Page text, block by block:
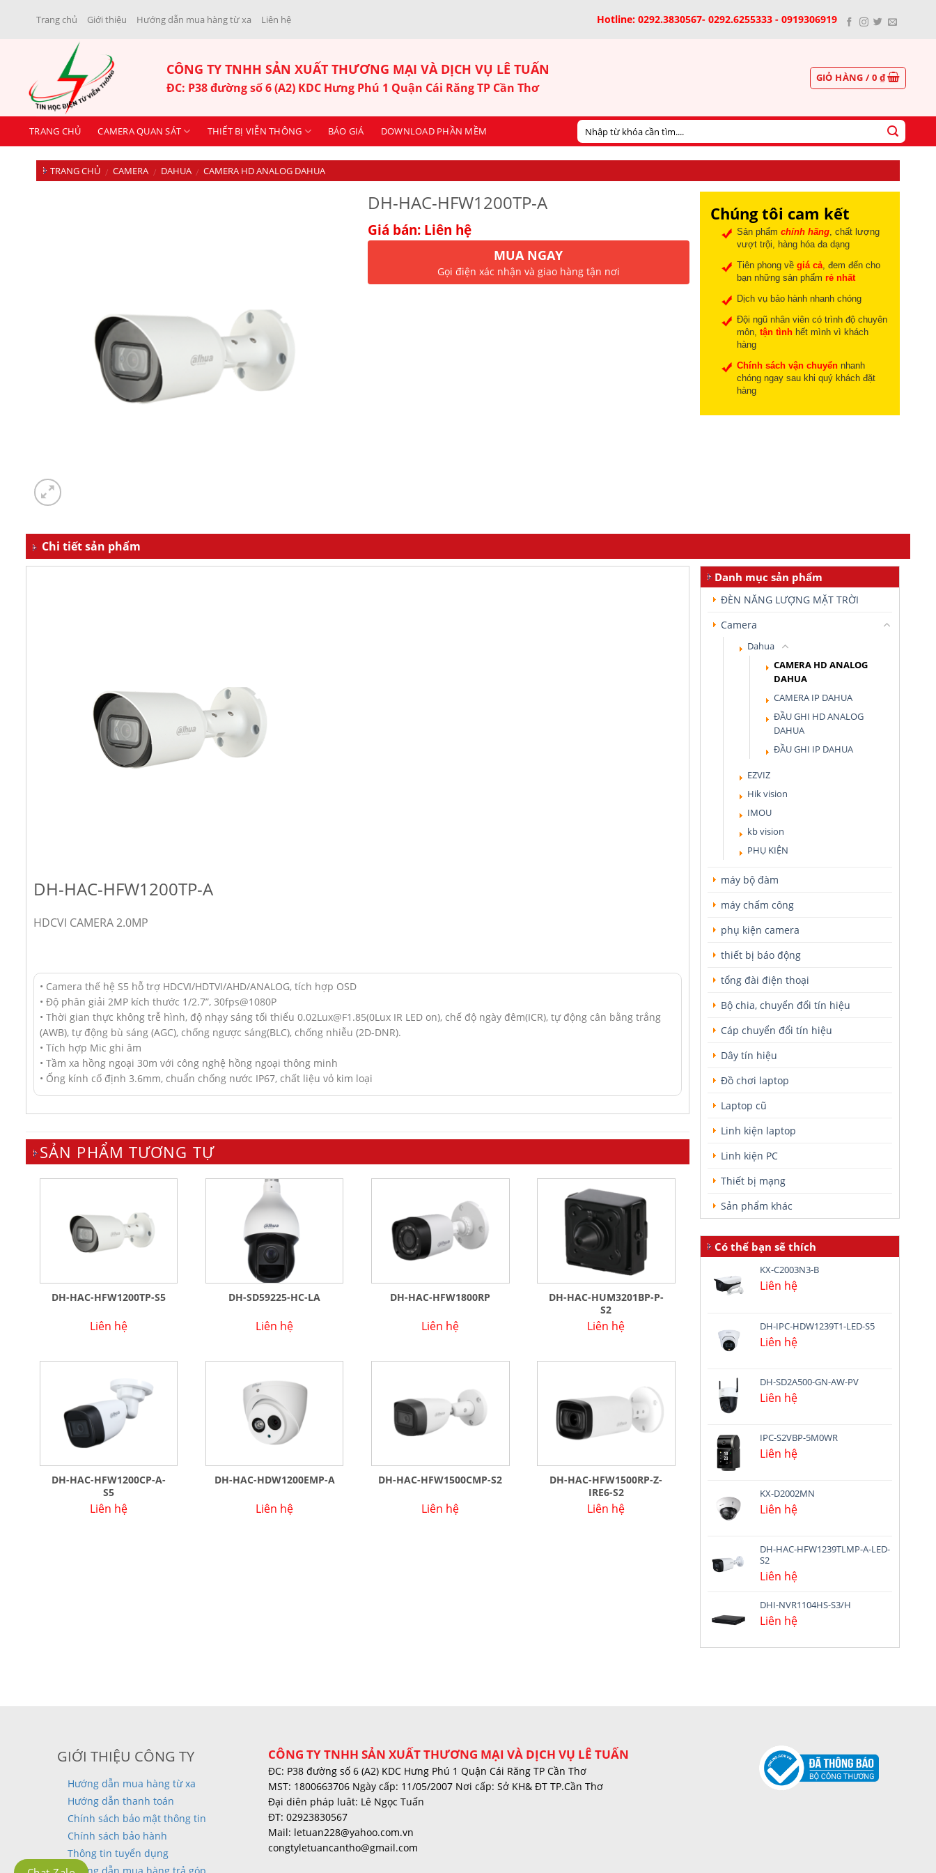
Trang chủ Giới thiệu Hướng dẫn mua hàng từ xa Liên hệ Hotline: 0292.3830567- 0292.6255333 - 0919306919
CÔNG TY TNHH SẢN XUẤT THƯƠNG MẠI VÀ DỊCH VỤ LÊ TUẤN
ĐC: P38 đường số 6 (A2) KDC Hưng Phú 1 Quận Cái Răng TP Cần Thơ
GIỎ HÀNG /0 ₫
TRANG CHỦ CAMERA QUAN SÁT THIẾT BỊ VIỄN THÔNG BÁO GIÁ DOWNLOAD PHẦN MỀM
TRANG CHỦ / CAMERA / DAHUA / CAMERA HD ANALOG DAHUA
DH-HAC-HFW1200TP-A
Giá bán: Liên hệ
MUA NGAY
Gọi điện xác nhận và giao hàng tận nơi
Chúng tôi cam kết
Sản phẩmchính hãng, chất lượng
vượt trội, hàng hóa đa dạng
Tiên phong vềgiá cả, đem đến cho
bạn những sản phẩmrẻ nhất
Dịch vụ bảo hành nhanh chóng
Đội ngũ nhân viên có trình độ chuyên
môn,tận tình hết mình vì khách
hàng
Chính sách vận chuyển nhanh
chóng ngay sau khi quý khách đặt
hàng
Chi tiết sản phẩm
DH-HAC-HFW1200TP-A
HDCVI CAMERA 2.0MP
• Camera thế hệ S5 hỗ trợ HDCVI/HDTVI/AHD/ANALOG, tích hợp OSD
• Độ phân giải 2MP kích thước 1/2.7”, 30fps@1080P
• Thời gian thực không trễ hình, độ nhạy sáng tối thiểu 0.02Lux@F1.85(0Lux IR LED on), chế độ ngày đêm(ICR), tự động cân bằng trắng
(AWB), tự động bù sáng (AGC), chống ngược sáng(BLC), chống nhiễu (2D-DNR).
• Tích hợp Mic ghi âm
• Tầm xa hồng ngoại 30m với công nghệ hồng ngoại thông minh
• Ống kính cố định 3.6mm, chuẩn chống nước IP67, chất liệu vỏ kim loại
SẢN PHẨM TƯƠNG TỰ
DH-HAC-HFW1200TP-S5
Liên hệ
DH-SD59225-HC-LA
Liên hệ
DH-HAC-HFW1800RP
Liên hệ
DH-HAC-HUM3201BP-P-
S2
Liên hệ
DH-HAC-HFW1200CP-A-
S5
Liên hệ
DH-HAC-HDW1200EMP-A
Liên hệ
DH-HAC-HFW1500CMP-S2
Liên hệ
DH-HAC-HFW1500RP-Z-
IRE6-S2
Liên hệ
Danh mục sản phẩm
ĐÈN NĂNG LƯỢNG MẶT TRỜI
Camera
Dahua
CAMERA HD ANALOG
DAHUA
CAMERA IP DAHUA
ĐẦU GHI HD ANALOG
DAHUA
ĐẦU GHI IP DAHUA
EZVIZ
Hik vision
IMOU
kb vision
PHỤ KIỆN
máy bộ đàm
máy chấm công
phụ kiện camera
thiết bị báo động
tổng đài điện thoại
Bộ chia, chuyển đổi tín hiệu
Cáp chuyển đổi tín hiệu
Dây tín hiệu
Đồ chơi laptop
Laptop cũ
Linh kiện laptop
Linh kiện PC
Thiết bị mạng
Sản phẩm khác
Có thể bạn sẽ thích
KX-C2003N3-B
Liên hệ
DH-IPC-HDW1239T1-LED-S5
Liên hệ
DH-SD2A500-GN-AW-PV
Liên hệ
IPC-S2VBP-5M0WR
Liên hệ
KX-D2002MN
Liên hệ
DH-HAC-HFW1239TLMP-A-LED-
S2
Liên hệ
DHI-NVR1104HS-S3/H
Liên hệ
GIỚI THIỆU CÔNG TY
Hướng dẫn mua hàng từ xa
Hướng dẫn thanh toán
Chính sách bảo mật thông tin
Chính sách bảo hành
Thông tin tuyển dụng
CÔNG TY TNHH SẢN XUẤT THƯƠNG MẠI VÀ DỊCH VỤ LÊ TUẤN
ĐC: P38 đường số 6 (A2) KDC Hưng Phú 1 Quận Cái Răng TP Cần Thơ
MST: 1800663706 Ngày cấp: 11/05/2007 Nơi cấp: Sở KH& ĐT TP.Cần Thơ
Đại diên pháp luât: Lê Ngọc Tuấn
ĐT: 02923830567
Mail: letuan228@yahoo.com.vn
congtyletuancantho@gmail.com